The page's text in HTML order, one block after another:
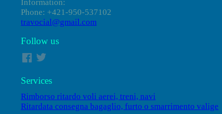
Information:
Phone: +421-950-537102
travocial@gmail.com
Follow us
Services
Rimborso ritardo voli aerei, treni, navi
Ritardata consegna bagaglio, furto o smarrimento valige